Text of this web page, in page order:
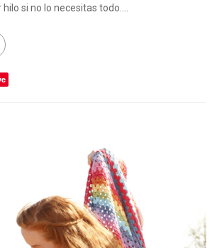
si no lo necesitas todo....